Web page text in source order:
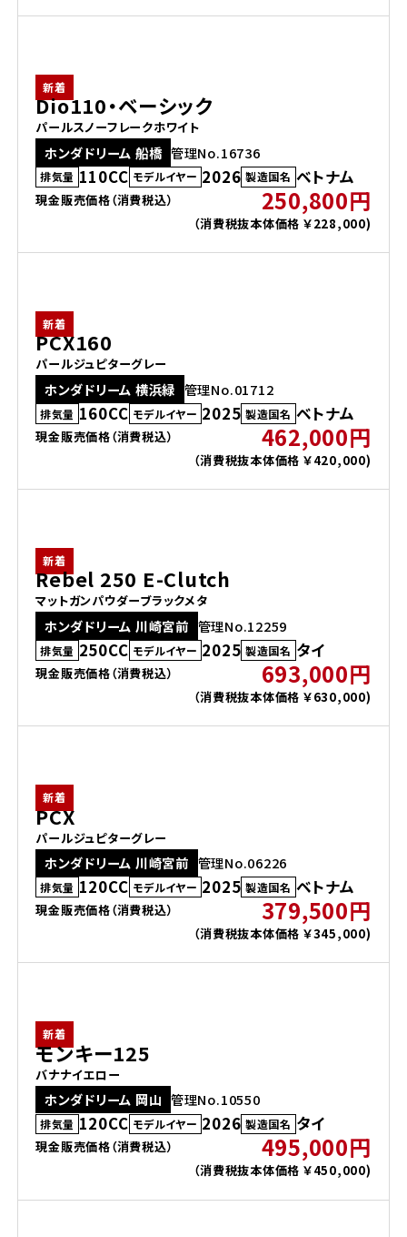
新着
Dio110・ベーシック
パールスノーフレークホワイト
ホンダドリーム 船橋 管理No.16736
排気量 110CC モデルイヤー 2026 製造国名 ベトナム
現金販売価格（消費税込） 250,800円
（消費税抜本体価格 ￥228,000)
新着
PCX160
パールジュピターグレー
ホンダドリーム 横浜緑 管理No.01712
排気量 160CC モデルイヤー 2025 製造国名 ベトナム
現金販売価格（消費税込） 462,000円
（消費税抜本体価格 ￥420,000)
新着
Rebel 250 E-Clutch
マットガンパウダーブラックメタ
ホンダドリーム 川崎宮前 管理No.12259
排気量 250CC モデルイヤー 2025 製造国名 タイ
現金販売価格（消費税込） 693,000円
（消費税抜本体価格 ￥630,000)
新着
PCX
パールジュピターグレー
ホンダドリーム 川崎宮前 管理No.06226
排気量 120CC モデルイヤー 2025 製造国名 ベトナム
現金販売価格（消費税込） 379,500円
（消費税抜本体価格 ￥345,000)
新着
モンキー125
バナナイエロー
ホンダドリーム 岡山 管理No.10550
排気量 120CC モデルイヤー 2026 製造国名 タイ
現金販売価格（消費税込） 495,000円
（消費税抜本体価格 ￥450,000)